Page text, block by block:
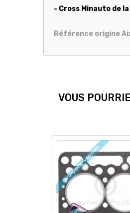
- Cross Minauto de
Référence origine
VOUS